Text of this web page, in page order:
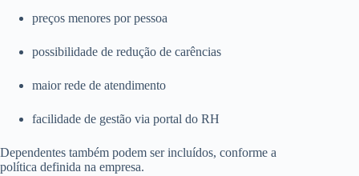
preços menores por pessoa
possibilidade de redução de carências
maior rede de atendimento
facilidade de gestão via portal do RH
Dependentes também podem ser incluídos, conforme a
política definida na empresa.